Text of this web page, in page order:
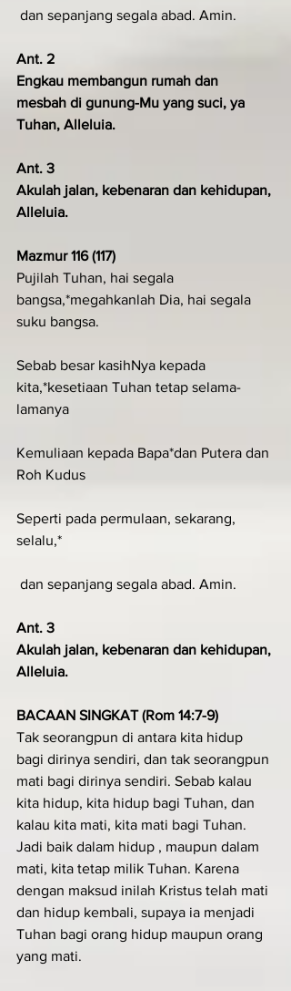
dan sepanjang segala abad. Amin.
Ant. 2
Engkau membangun rumah dan
mesbah di gunung-Mu yang suci, ya
Tuhan, Alleluia.
Ant. 3
Akulah jalan, kebenaran dan kehidup­an,
Alleluia.
Mazmur 116 (117)
Pujilah Tuhan, hai segala
bangsa,*megahkanlah Dia, hai segala
suku bangsa.
Sebab besar kasihNya kepada
kita,*kesetiaan Tuhan tetap selama-
lamanya
Kemuliaan kepada Bapa*dan Putera dan
Roh Kudus
Seperti pada permulaan, sekarang,
selalu,*
dan sepanjang segala abad. Amin.
Ant. 3
Akulah jalan, kebenaran dan kehidup­an,
Alleluia.
BACAAN SINGKAT (Rom 14:7-9)
Tak seorangpun di antara kita hidup
bagi dirinya sendiri, dan tak seorangpun
mati bagi dirinya sendiri. Sebab kalau
kita hidup, kita hidup bagi Tuhan, dan
kalau kita mati, kita mati bagi Tuhan.
Jadi baik dalam hidup , maupun dalam
mati, kita tetap milik Tuhan. Karena
dengan maksud inilah Kristus telah mati
dan hidup kembali, supaya ia menjadi
Tuhan bagi orang hidup maupun orang
yang mati.